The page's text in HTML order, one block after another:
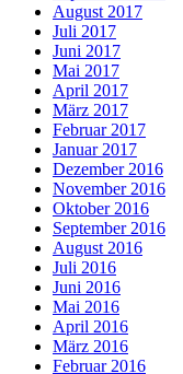
August 2017
Juli 2017
Juni 2017
Mai 2017
April 2017
März 2017
Februar 2017
Januar 2017
Dezember 2016
November 2016
Oktober 2016
September 2016
August 2016
Juli 2016
Juni 2016
Mai 2016
April 2016
März 2016
Februar 2016